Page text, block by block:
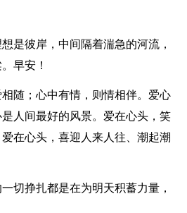
是彼岸，中间隔着湍急的河流，
早安！
随；心中有情，则情相伴。爱心
人间最好的风景。爱在心头，笑
在心头，喜迎人来人往、潮起潮
切挣扎都是在为明天积蓄力量，